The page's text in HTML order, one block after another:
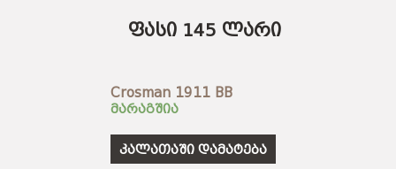
ფასი 145 ლარი
Crosman 1911 BB
მარაგშია
კალათაში დამატება